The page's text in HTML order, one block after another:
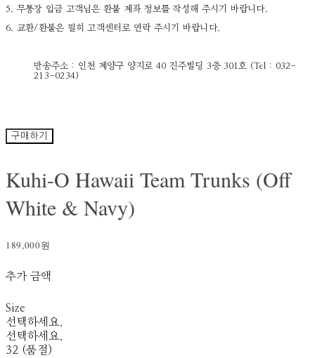
5. 무통장 입금 고객님은 환불 계좌 정보를 작성해 주시기 바랍니다.
6. 교환/환불은 필히 고객센터로 연락 주시기 바랍니다.
반송주소 : 인천 계양구 양지로 40 진주빌딩 3층 301호 (Tel : 032-
213-0234)
구매하기
Kuhi-O Hawaii Team Trunks (Off
White & Navy)
189,000원
추가 금액
Size
선택하세요.
선택하세요.
32 (품절)